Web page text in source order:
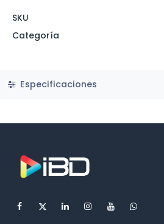
SKU
Categoría
Especificaciones